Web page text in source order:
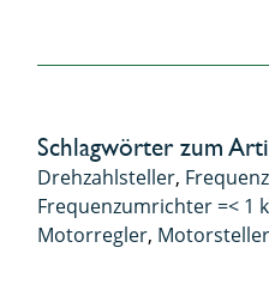
Schlagwörter zum
Drehzahlsteller,
Frequenzumrichter =< 1
Motorregler, Motorsteller